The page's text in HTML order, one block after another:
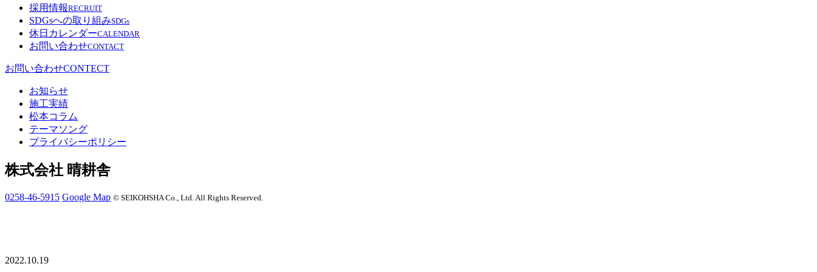
採用情報RECRUIT
SDGsへの取り組みSDGs
休日カレンダーCALENDAR
お問い合わせCONTACT
お問い合わせCONTECT
お知らせ
施工実績
松本コラム
テーマソング
プライバシーポリシー
株式会社 晴耕舎
0258-46-5915 Google Map © SEIKOHSHA Co., Ltd. All Rights Reserved.
2022.10.19